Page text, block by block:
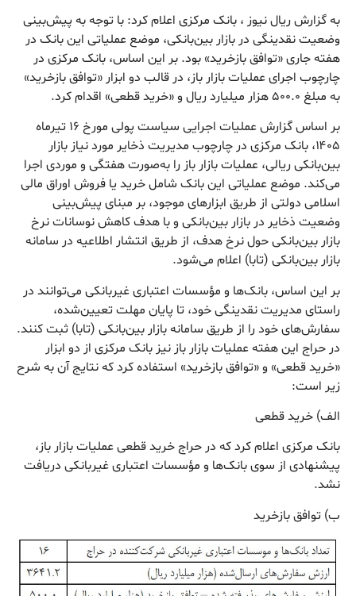
به گزارش ریال نیوز ، بانک مرکزی اعلام کرد: با توجه به پیش‌بینی
وضعیت نقدینگی در بازار بین‌بانکی، موضع عملیاتی این بانک در
هفته جاری «توافق بازخرید» بود. بر این اساس، بانک مرکزی در
چارچوب اجرای عملیات بازار باز، در قالب دو ابزار «توافق بازخرید»
به مبلغ ۵۰۰.۰ هزار میلیارد ریال و «خرید قطعی» اقدام کرد.
بر اساس گزارش عملیات اجرایی سیاست پولی مورخ ۱۶ تیرماه
۱۴۰۵، بانک مرکزی در چارچوب مدیریت ذخایر مورد نیاز بازار
بین‌بانکی ریالی، عملیات بازار باز را به‌صورت هفتگی و موردی اجرا
می‌کند. موضع عملیاتی این بانک شامل خرید یا فروش اوراق مالی
اسلامی دولتی از طریق ابزارهای موجود، بر مبنای پیش‌بینی
وضعیت ذخایر در بازار بین‌بانکی و با هدف کاهش نوسانات نرخ
بازار بین‌بانکی حول نرخ هدف، از طریق انتشار اطلاعیه در سامانه
بازار بین‌بانکی (تابا) اعلام می‌شود.
بر این اساس، بانک‌ها و مؤسسات اعتباری غیربانکی می‌توانند در
راستای مدیریت نقدینگی خود، تا پایان مهلت تعیین‌شده،
سفارش‌های خود را از طریق سامانه بازار بین‌بانکی (تابا) ثبت کنند.
در حراج این هفته عملیات بازار باز نیز بانک مرکزی از دو ابزار
«خرید قطعی» و «توافق بازخرید» استفاده کرد که نتایج آن به شرح
زیر است:
الف) خرید قطعی
بانک مرکزی اعلام کرد که در حراج خرید قطعی عملیات بازار باز،
پیشنهادی از سوی بانک‌ها و مؤسسات اعتباری غیربانکی دریافت
نشد.
ب) توافق بازخرید